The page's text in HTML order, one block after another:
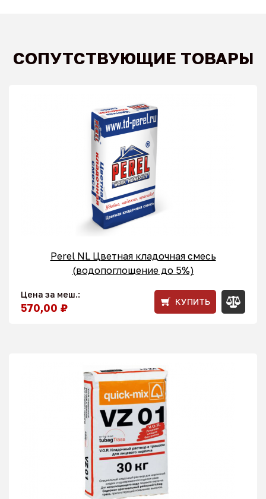
СОПУТСТВУЮЩИЕ ТОВАРЫ
Perel NL Цветная кладочная смесь
(водопоглощение до 5%)
Цена за меш.:
570,00 ₽ КУПИТЬ